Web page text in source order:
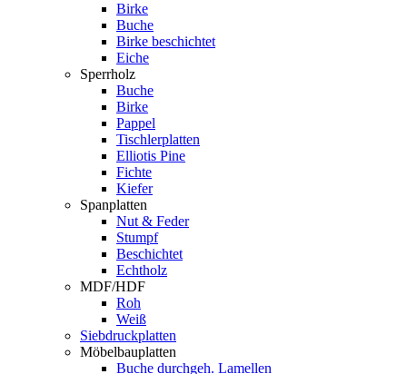
Birke
Buche
Birke beschichtet
Eiche
Sperrholz
Buche
Birke
Pappel
Tischlerplatten
Elliotis Pine
Fichte
Kiefer
Spanplatten
Nut & Feder
Stumpf
Beschichtet
Echtholz
MDF/HDF
Roh
Weiß
Siebdruckplatten
Möbelbauplatten
Buche durchgeh. Lamellen